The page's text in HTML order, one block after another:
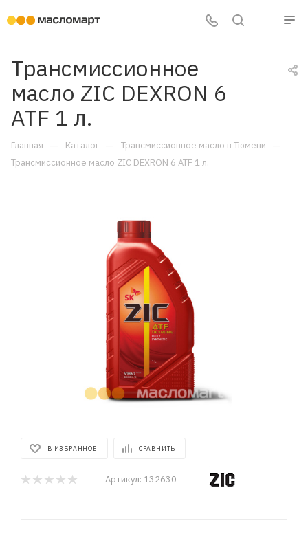
Трансмиссионное
масло ZIC DEXRON 6
ATF 1 л.
Главная — Каталог — Трансмиссионное масло в Тюмени —
Трансмиссионное масло ZIC DEXRON 6 ATF 1 л.
В ИЗБРАННОЕ СРАВНИТЬ
Артикул: 132630